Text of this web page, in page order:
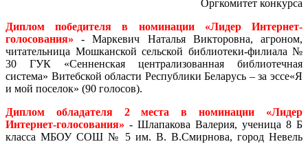
Оргкомитет конкурса
Диплом победителя в номинации «Лидер Интернет-
голосования» - Маркевич Наталья Викторовна, агроном,
читательница Мошканской сельской библиотеки-филиала №
30 ГУК «Сенненская централизованная библиотечная
система» Витебской области Республики Беларусь – за эссе«Я
и мой поселок» (90 голосов).
Диплом обладателя 2 места в номинации «Лидер
Интернет-голосования» - Шлапакова Валерия, ученица 8 Б
класса МБОУ СОШ № 5 им. В. В.Смирнова, город Невель